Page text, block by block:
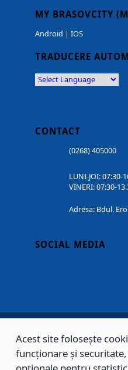
MY BRASOVCITY
Android | IOS
TRADUCERE
CONTACT
(0268) 405000
LUNI-JOI: 07:30-
VINERI: 07:30-
Adresa: Bdul.
SOCIAL MEDIA
Copyright © 2002 - 2026 - PRIMĂRIA
rezervate.
Acest site folosește
funcționare și